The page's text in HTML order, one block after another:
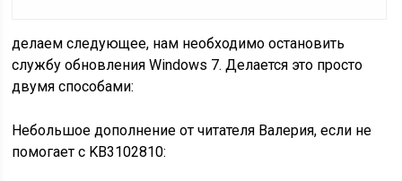
делаем следующее, нам необходимо остановить
службу обновления Windows 7. Делается это просто
двумя способами:
Небольшое дополнение от читателя Валерия, если не
помогает с KB3102810: